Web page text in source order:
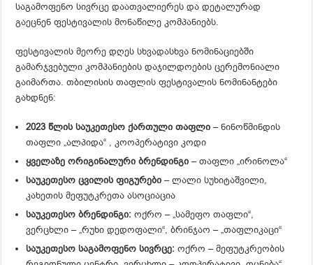
საგამოფენო სივრცე დაათვალიერეს და დეტალურად
გაეცნენ ფესტივალის მონაწილე კომპანიებს.
ფესტივალის მეორე დღეს სხვადასხვა ნომინაციებში
გამარჯვებული კომპანიების დაჯილდოების ცერემონიალი
გაიმართა. თბილისის თაფლის ფესტივალის ნომინანტები
გახდნენ:
2023 წლის საუკეთესო ქართული თაფლი – ნინოწმინდის
თაფლი „ალპიდა“ , კოოპერატივი კოდი
ყველაზე ორიგინალური ბრენდინგი – თაფლი „ირინოლა“
საუკეთესო ცვილის ფიგურები – ლალი სუხიტაშვილი,
კახეთის მეფუტკრეთა ასოციაცია
საუკეთესო ბრენდინგი: ოქრო – „სამეფო თაფლი“,
ვერცხლი – „რუხი დედოფალი“, ბრინჯაო – „თაფლიკაცი“
საუკეთესო საგამოფენო სივრცე: ოქრო – მეფუტკრეობის